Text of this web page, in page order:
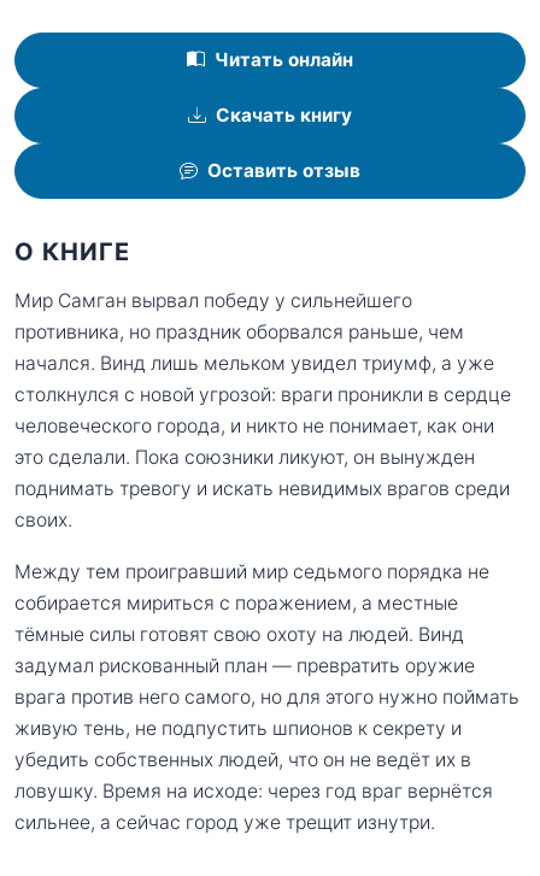
Читать онлайн
Скачать книгу
Оставить отзыв
О КНИГЕ
Мир Самган вырвал победу у сильнейшего
противника, но праздник оборвался раньше, чем
начался. Винд лишь мельком увидел триумф, а уже
столкнулся с новой угрозой: враги проникли в сердце
человеческого города, и никто не понимает, как они
это сделали. Пока союзники ликуют, он вынужден
поднимать тревогу и искать невидимых врагов среди
своих.
Между тем проигравший мир седьмого порядка не
собирается мириться с поражением, а местные
тёмные силы готовят свою охоту на людей. Винд
задумал рискованный план — превратить оружие
врага против него самого, но для этого нужно поймать
живую тень, не подпустить шпионов к секрету и
убедить собственных людей, что он не ведёт их в
ловушку. Время на исходе: через год враг вернётся
сильнее, а сейчас город уже трещит изнутри.